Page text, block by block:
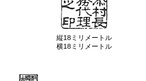
縦18ミリメートル
横18ミリメートル